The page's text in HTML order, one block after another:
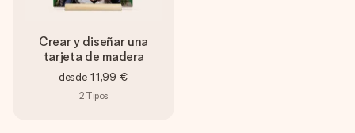
Crear y diseñar una
tarjeta de madera
desde 11,99 €
2 Tipos